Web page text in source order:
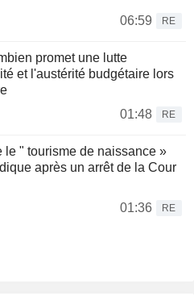
06:59
RE
promet une lutte
et l'austérité budgétaire lors
01:48
RE
le " tourisme de naissance »
après un arrêt de la Cour
01:36
RE